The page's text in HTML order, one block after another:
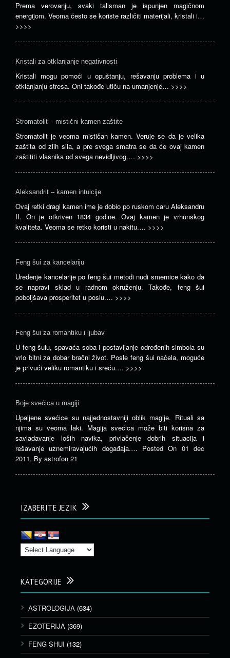
Prema verovanju, svaki talisman je ispunjen magičnom
energijom. Veoma često se koriste različiti materijali, kristali i…
>>>>
Kristali za otklanjanje negativnosti
Kristali mogu pomoći u opuštanju, rešavanju problema i u
otklanjanju stresa. Oni takođe utiču na umanjenje… >>>>
Stromatolit – mistični kamen zaštite
Stromatolit je veoma mističan kamen. Veruje se da je velika
zaštita od zlih sila, a pre svega smatra se da će ovaj kamen
zaštititi vlasnika od svega nevidljivog.… >>>>
Aleksandrit – kamen intuicije
Ovaj retki dragi kamen ime je dobio po ruskom caru Aleksandru
II. On je otkriven 1834 godine. Ovaj kamen je vrhunskog
kvaliteta. Veoma se retko koristi u nakitu.… >>>>
Feng šui za kancelariju
Uređenje kancelarije po feng šui metodi nudi smernice kako da
se napravi sklad u radnom okruženju. Takođe, feng šui
poboljšava prosperitet u poslu.… >>>>
Feng šui za romantiku i ljubav
U feng šuiu, spavaća soba i postavljanje određenih simbola su
vrlo bitni za dobar bračni život. Posle feng šui načela, moguće
je privući veliku romantiku i sreću.… >>>>
Boje svećica u magiji
Upaljene svećice su najjednostavniji oblik magije. Rituali sa
njima su veoma laki. Magija svećica može biti korisna za
savladavanje loših navika, privlačenje dobrih situacija i
rešavanje uznemiravajućih događaja.… Posted On 01 dec
2011, By astrofon 21
IZABERITE JEZIK
KATEGORIJE
ASTROLOGIJA (634)
EZOTERIJA (369)
FENG SHUI (132)